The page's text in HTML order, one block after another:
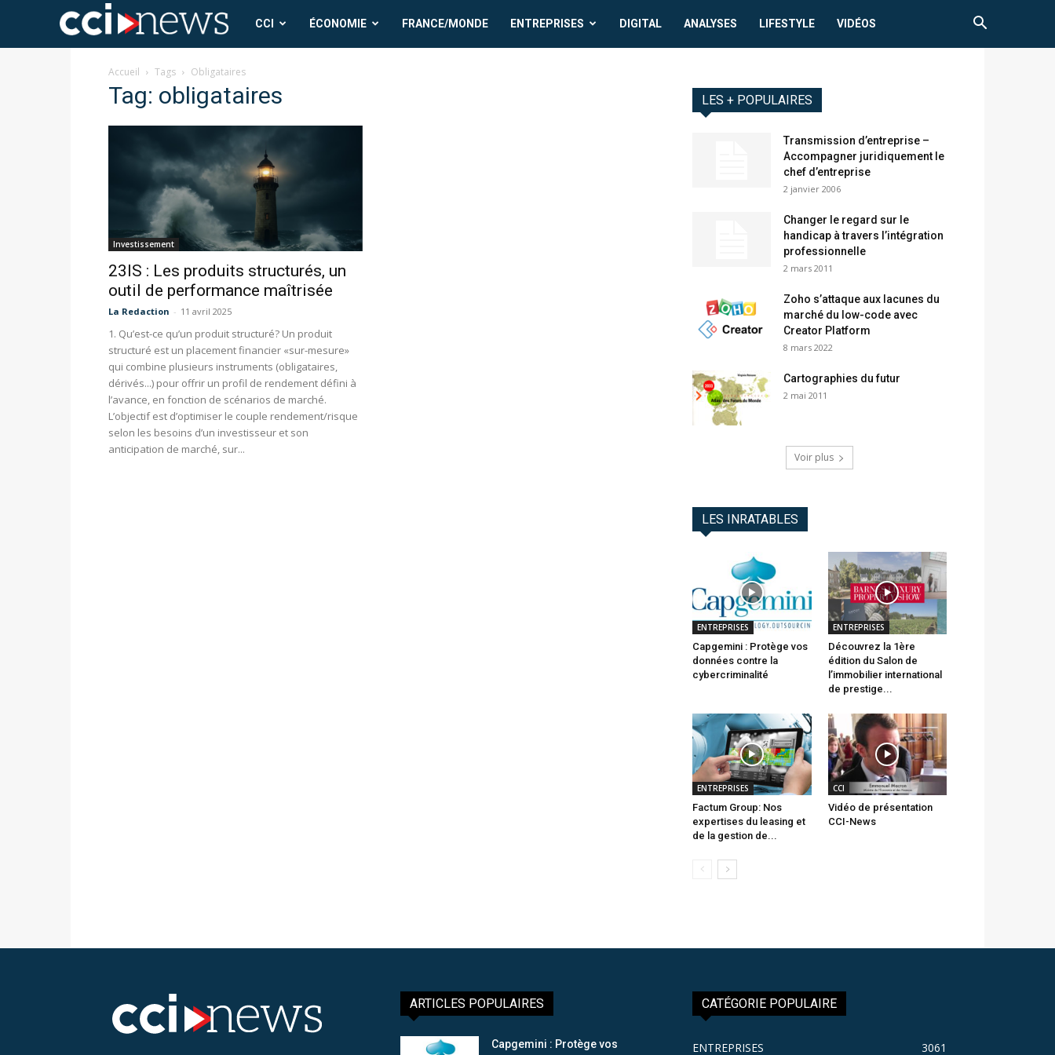
CCI
News
CCI ÉCONOMIE FRANCE/MONDE ENTREPRISES DIGITAL ANALYSES LIFESTYLE VIDÉOS
Accueil Tags Obligataires
Tag: obligataires
Investissement
23IS : Les produits structurés, un
outil de performance maîtrisée
La Redaction - 11 avril 2025
1. Qu’est-ce qu’un produit structuré? Un produit
structuré est un placement financier «sur-mesure»
qui combine plusieurs instruments (obligataires,
dérivés...) pour offrir un profil de rendement défini à
l’avance, en fonction de scénarios de marché.
L’objectif est d’optimiser le couple rendement/risque
selon les besoins d’un investisseur et son
anticipation de marché, sur...
LES + POPULAIRES
Transmission d’entreprise –
Accompagner juridiquement le
chef d’entreprise
2 janvier 2006
Changer le regard sur le
handicap à travers l’intégration
professionnelle
2 mars 2011
Zoho s’attaque aux lacunes du
marché du low-code avec
Creator Platform
8 mars 2022
Cartographies du futur
2 mai 2011
Voir plus
LES INRATABLES
ENTREPRISES
Capgemini : Protège vos
données contre la
cybercriminalité
ENTREPRISES
Découvrez la 1ère
édition du Salon de
l’immobilier international
de prestige...
ENTREPRISES
Factum Group: Nos
expertises du leasing et
de la gestion de...
CCI
Vidéo de présentation
CCI-News
ARTICLES POPULAIRES
Capgemini : Protège vos
CATÉGORIE POPULAIRE
ENTREPRISES 3061